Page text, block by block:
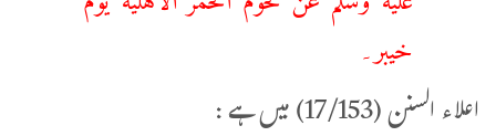
خيبر۔
اعلاء السنن (17/153) میں ہے :